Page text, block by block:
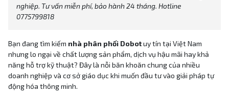
nghiệp. Tư vấn miễn phí, bảo hành 24 tháng. Hotline
0775799818
Bạn đang tìm kiếm nhà phân phối Dobotuy tín tại Việt Nam
nhưng lo ngại về chất lượng sản phẩm, dịch vụ hậu mãi hay khả
năng hỗ trợ kỹ thuật? Đây là nỗi băn khoăn chung của nhiều
doanh nghiệp và cơ sở giáo dục khi muốn đầu tư vào giải pháp tự
động hóa thông minh.